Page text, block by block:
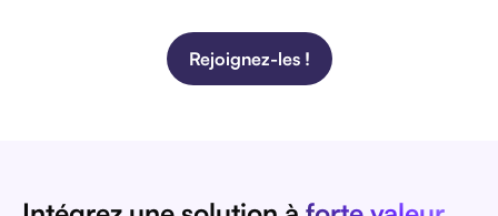
Rejoignez-les !